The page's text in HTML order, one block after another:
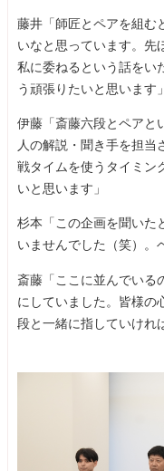
藤井「師匠とペアを組む
いなと思っています。先
私に委ねるという話をい
う頑張りたいと思います」
伊藤「斎藤六段とペアと
人の解説・聞き手を担当
戦タイムを使うタイミン
いと思います」
杉本「この企画を聞いた
いませんでした（笑）。
斎藤「ここに並んでいる
にしていました。皆様の
段と一緒に指していけれ